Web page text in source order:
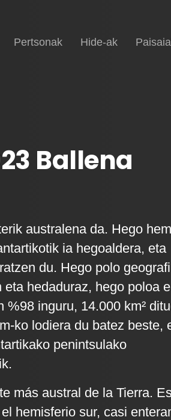
Hasiera
Pertsonak Hide-ak
Ballena
australena da. Hego
ia hegoaldera, eta
du. Hego polo
hedaduraz, hego poloa
%98 inguru, 14.000 km²
ko lodiera du batez beste,
penintsulako
más austral de la Tierra.
hemisferio sur, casi